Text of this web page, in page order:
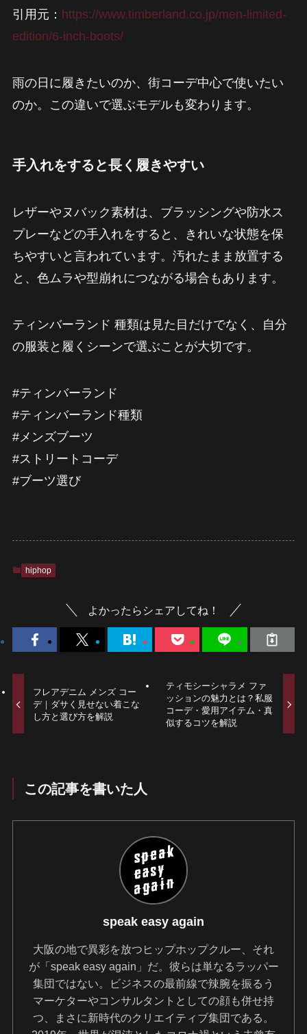
引用元： https://www.timberland.co.jp/men-limited-
edition/6-inch-boots/
雨の日に履きたいのか、街コーデ中心で使いたい
のか。この違いで選ぶモデルも変わります。
手入れをすると長く履きやすい
レザーやヌバック素材は、ブラッシングや防水ス
プレーなどの手入れをすると、きれいな状態を保
ちやすいと言われています。汚れたまま放置する
と、色ムラや型崩れにつながる場合もあります。
ティンバーランド 種類は見た目だけでなく、自分
の服装と履くシーンで選ぶことが大切です。
#ティンバーランド
#ティンバーランド種類
#メンズブーツ
#ストリートコーデ
#ブーツ選び
hiphop
よかったらシェアしてね！
フレアデニム メンズ コー
デ｜ダサく見せない着こな
し方と選び方を解説
ティモシーシャラメ ファ
ッションの魅力とは？私服
コーデ・愛用アイテム・真
似するコツを解説
この記事を書いた人
speak easy again
大阪の地で異彩を放つヒップホップクルー、それ
が「speak easy again」だ。彼らは単なるラッパー
集団ではない。ビジネスの最前線で辣腕を振るう
マーケターやコンサルタントとしての顔も併せ持
つ、まさに新時代のクリエイティブ集団である。